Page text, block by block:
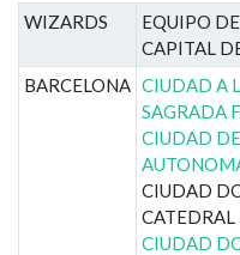
WIZARDS
EQUIPO
CAPITAL
BARCELONA CIUDAD A
SAGRADA
CIUDAD
CIUDAD
CATEDRAL
CIUDAD